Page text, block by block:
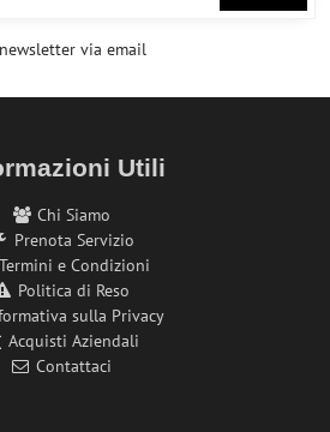
via email
Utili
Chi Siamo
Prenota Servizio
Termini e Condizioni
Politica di Reso
sulla Privacy
Acquisti Aziendali
Contattaci